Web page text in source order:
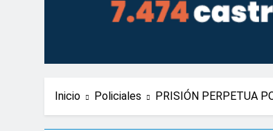
Inicio Policiales PRISIÓN PERPETUA